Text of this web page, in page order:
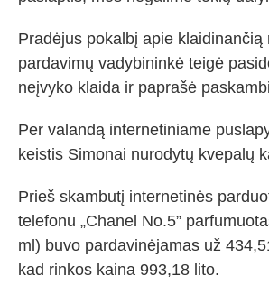
Pradėjus pokalbį apie klaidinančią
pardavimų vadybininkė teigė
neįvyko klaida ir paprašė
Per valandą internetiniame
keistis Simonai nurodytų kvepalų
Prieš skambutį internetinės
telefonu „Chanel No.5”
ml) buvo pardavinėjamas už
kad rinkos kaina 993,18 lito.